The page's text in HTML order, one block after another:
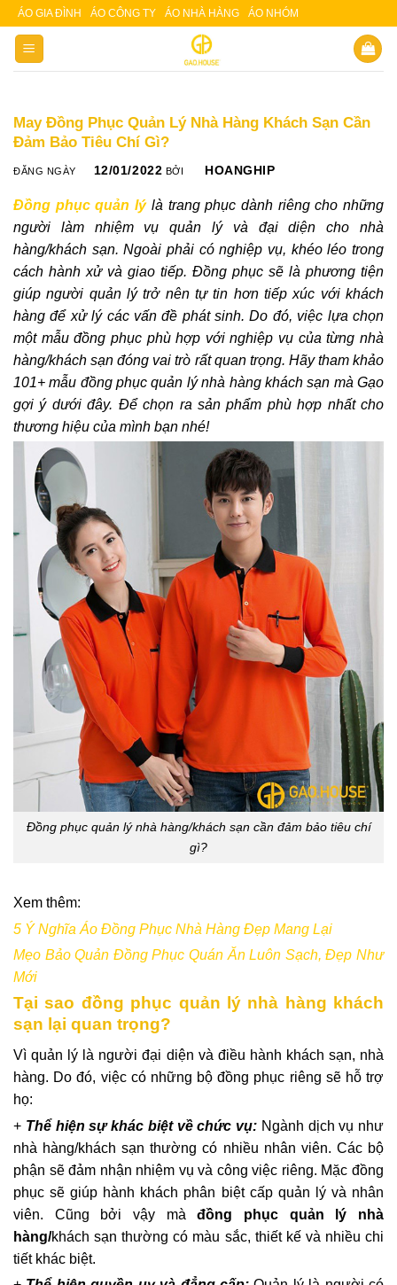
Skip
content
ÁO GIA ĐÌNH ÁO CÔNG TY ÁO NHÀ HÀNG ÁO NHÓM
May Đồng Phục Quản Lý Nhà Hàng Khách Sạn Cần
Đảm Bảo Tiêu Chí Gì?
ĐĂNG NGÀY 12/01/2022 BỞI HOANGHIP
Đồng phục quản lý là trang phục dành riêng cho những
người làm nhiệm vụ quản lý và đại diện cho nhà
hàng/khách sạn. Ngoài phải có nghiệp vụ, khéo léo trong
cách hành xử và giao tiếp. Đồng phục sẽ là phương tiện
giúp người quản lý trở nên tự tin hơn tiếp xúc với khách
hàng để xử lý các vấn đề phát sinh. Do đó, việc lựa chọn
một mẫu đồng phục phù hợp với nghiệp vụ của từng nhà
hàng/khách sạn đóng vai trò rất quan trọng. Hãy tham khảo
101+ mẫu đồng phục quản lý nhà hàng khách sạn mà Gạo
gợi ý dưới đây. Để chọn ra sản phẩm phù hợp nhất cho
thương hiệu của mình bạn nhé!
Đồng phục quản lý nhà hàng/khách sạn cần đảm bảo tiêu chí
gì?
Xem thêm:
5 Ý Nghĩa Áo Đồng Phục Nhà Hàng Đẹp Mang Lại
Mẹo Bảo Quản Đồng Phục Quán Ăn Luôn Sạch, Đẹp Như
Mới
Tại sao đồng phục quản lý nhà hàng khách
sạn lại quan trọng?
Vì quản lý là người đại diện và điều hành khách sạn, nhà
hàng. Do đó, việc có những bộ đồng phục riêng sẽ hỗ trợ
họ:
+ Thể hiện sự khác biệt về chức vụ: Ngành dịch vụ như
nhà hàng/khách sạn thường có nhiều nhân viên. Các bộ
phận sẽ đảm nhận nhiệm vụ và công việc riêng. Mặc đồng
phục sẽ giúp hành khách phân biệt cấp quản lý và nhân
viên. Cũng bởi vậy màđồng phục quản lý nhà
hàng/khách sạn thường có màu sắc, thiết kế và nhiều chi
tiết khác biệt.